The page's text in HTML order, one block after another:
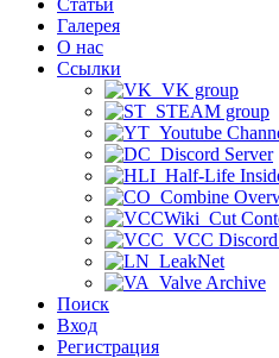
Статьи
Галерея
О нас
Ссылки
VK group
STEAM group
Youtube
Discord Server
Half-Life
Combine
Cut
VCC Discord
LeakNet
Valve Archive
Поиск
Вход
Регистрация